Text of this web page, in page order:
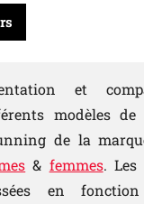
et
modèles de
de la
& femmes. Les
en